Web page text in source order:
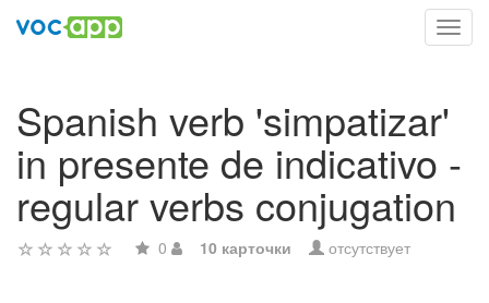
Spanish verb 'simpatizar'
in presente de indicativo -
regular verbs conjugation
0 10 карточки отсутствует